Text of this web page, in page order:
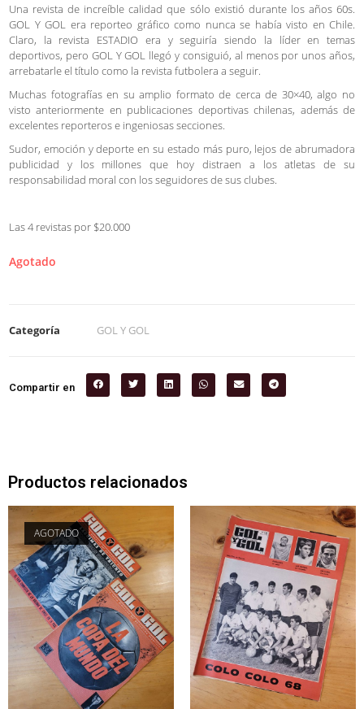
Una revista de increíble calidad que sólo existió durante los años 60s.
GOL Y GOL era reporteo gráfico como nunca se había visto en Chile.
Claro, la revista ESTADIO era y seguiría siendo la líder en temas
deportivos, pero GOL Y GOL llegó y consiguió, al menos por unos años,
arrebatarle el título como la revista futbolera a seguir.
Muchas fotografías en su amplio formato de cerca de 30×40, algo no
visto anteriormente en publicaciones deportivas chilenas, además de
excelentes reporteros e ingeniosas secciones.
Sudor, emoción y deporte en su estado más puro, lejos de abrumadora
publicidad y los millones que hoy distraen a los atletas de su
responsabilidad moral con los seguidores de sus clubes.
Las 4 revistas por $20.000
Agotado
Categoría GOL Y GOL
Compartir en
Productos relacionados
AGOTADO